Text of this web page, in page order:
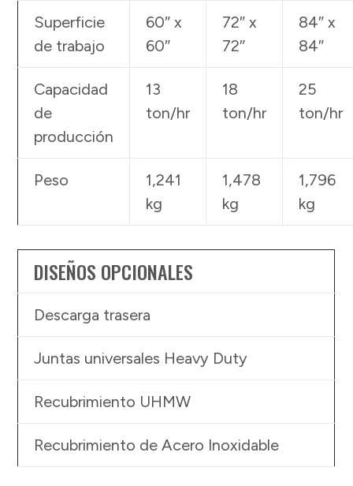
Superficie
de trabajo
60″ x
60″
72″ x
72″
84″ x
84″
Capacidad
de
producción
13
ton/hr
18
ton/hr
25
ton/hr
Peso
1,241
kg
1,478
kg
1,796
kg
DISEÑOS OPCIONALES
Descarga trasera
Juntas universales Heavy Duty
Recubrimiento UHMW
Recubrimiento de Acero Inoxidable